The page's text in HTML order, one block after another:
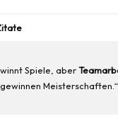
Spiele, aber
Meisterschaften.“